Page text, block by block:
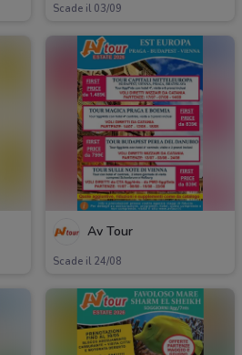
Scade il 03/09
Av Tour
Scade il 24/08